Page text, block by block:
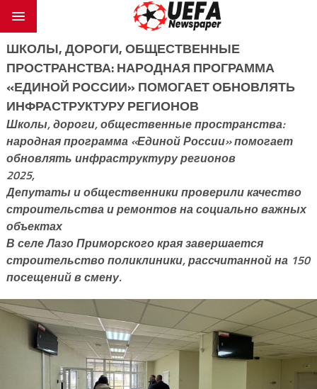
ШКОЛЫ, ДОРОГИ, ОБЩЕСТВЕННЫЕ
ПРОСТРАНСТВА: НАРОДНАЯ ПРОГРАММА
«ЕДИНОЙ РОССИИ» ПОМОГАЕТ ОБНОВЛЯТЬ
ИНФРАСТРУКТУРУ РЕГИОНОВ
Школы, дороги, общественные пространства:
народная программа «Единой России» помогает
обновлять инфраструктуру регионов
2025,
Депутаты и общественники проверили качество
строительства и ремонтов на социально важных
объектах
В селе Лазо Приморского края завершается
строительство поликлиники, рассчитанной на 150
посещений в смену.